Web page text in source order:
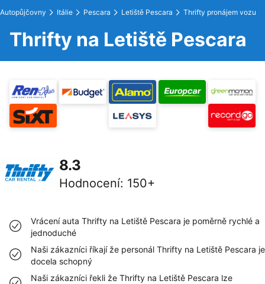
Autopůjčovny Itálie Pescara Letiště Pescara Thrifty pronájem vozu
Thrifty na Letiště Pescara
8.3
Hodnocení: 150+
Vrácení auta Thrifty na Letiště Pescara je poměrně rychlé a
jednoduché
Naši zákazníci říkají že personál Thrifty na Letiště Pescara je
docela schopný
Naši zákazníci řekli že Thrifty na Letiště Pescara lze